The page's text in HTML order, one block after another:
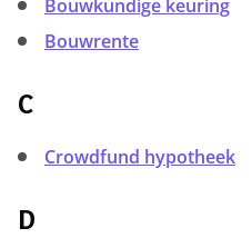
Bouwkundige keuring
Bouwrente
C
Crowdfund hypotheek
D